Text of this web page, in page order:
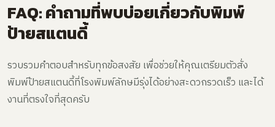
FAQ: คำถามที่พบบ่อยเกี่ยวกับพิมพ์
ป้ายสแตนดี้
รวบรวมคำตอบสำหรับทุกข้อสงสัย เพื่อช่วยให้คุณเตรียมตัวสั่ง
พิมพ์ป้ายสแตนดี้ที่โรงพิมพ์ลักษมีรุ่งได้อย่างสะดวกรวดเร็ว และได้
งานที่ตรงใจที่สุดครับ